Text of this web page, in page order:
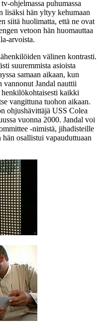
puhumassa
lisäksi hän yltyy kehumaan
siitä huolimatta, että ne ovat
vetoon hän huomauttaa
välinen kontrasti.
suuremmista asioista
samaan aikaan, kun
vannonut Jandal nauttii
henkilökohtaisesti kaikki
vangittuna tuohon aikaan.
ohjushävittäjä USS Colea
vuonna 2000. Jandal voi
‑nimistä, jihadisteille
osallistui vapauduttuaan